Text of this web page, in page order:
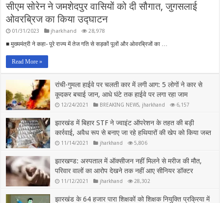
सीएम सोरेन ने जमशेदपुर वासियों को दी सौगात, जुगसलाई
ओवरब्रिज का किया उद्घाटन
01/31/2023 jharkhand 28,978
■ मुख्यमंत्री ने कहा- पूरे राज्य में तेज गति से सड़कों पूलों और ओवरब्रिजों का …
Read More »
रांची-गुमला हाईवे पर चलती कार में लगी आग: 5 लोगों ने कार से
कूदकर बचाई जान, आधे घंटे तक हाईवे पर लगा रहा जाम
12/24/2021 BREAKING NEWS, jharkhand 6,157
झारखंड में बिहार STF ने ज्वाइंट ऑपरेशन के तहत की बड़ी
कार्रवाई, अवैध रूप से बनाए जा रहे हथियारों की खेप को किया जब्त
11/14/2021 jharkhand 5,806
झारखण्ड: अस्पताल में ऑक्सीजन नहीं मिलने से मरीज की मौत,
परिवार वालों का आरोप देखने तक नहीं आए सीनियर डॉक्टर
11/12/2021 jharkhand 28,302
झारखंड के 64 हजार पारा शिक्षकों को शिक्षक नियुक्ति प्रक्रिया में